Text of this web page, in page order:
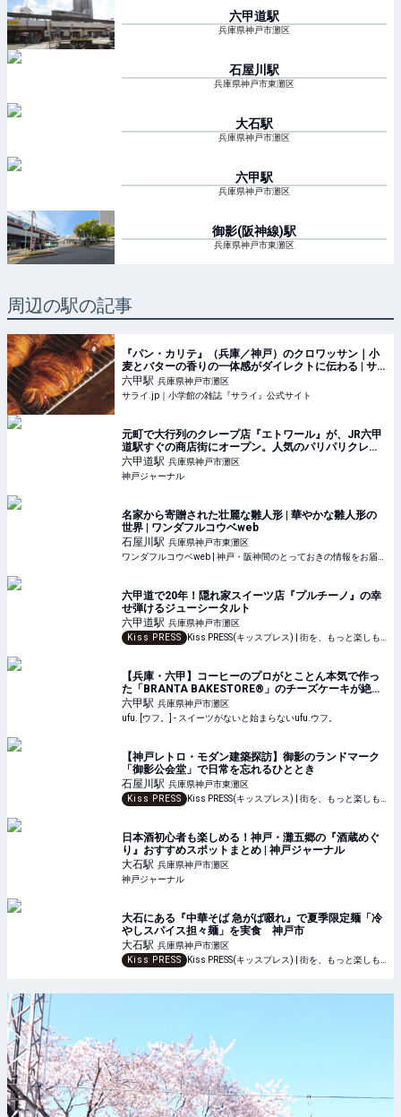
六甲道駅
兵庫県神戸市灘区
石屋川 駅
兵庫県神戸市東灘区
大石駅
兵庫県神戸市灘区
六甲駅
兵庫県神戸市灘区
御影(阪神線)駅
兵庫県神戸市東灘区
周辺の駅の記事
『パン・カリテ』（兵庫／神戸）のクロワッサン｜小
麦とバターの香りの一体感がダイレクトに伝わる | サ
ライ.jp｜小学館の雑誌『サライ』公式サイト
六甲駅 兵庫県神戸市灘区
サライ.jp｜小学館の雑誌『サライ』公式サイト
元町で大行列のクレープ店『エトワール』が、JR六甲
道駅すぐの商店街にオープン。人気のパリパリクレー
プに、初のジェラートも | 神戸ジャーナル
六甲道駅 兵庫県神戸市灘区
神戸ジャーナル
名家から寄贈された壮麗な雛人形 | 華やかな雛人形の
世界 | ワンダフルコウベweb
石屋川駅 兵庫県神戸市東灘区
六甲道で20年！隠れ家スイーツ店『プルチーノ』の幸
せ弾けるジューシータルト
六甲道駅 兵庫県神戸市灘区
Kiss PRESS
【兵庫・六甲】コーヒーのプロがとことん本気で作っ
た「BRANTA BAKESTORE®︎」のチーズケーキが絶品
すぎ♡ - ufu. [ウフ。]
六甲駅 兵庫県神戸市灘区
ufu. [ウフ。] - スイーツがないと始まらないufu.ウフ。
【神戸レトロ・モダン建築探訪】御影のランドマーク
「御影公会堂」で日常を忘れるひととき
石屋川駅 兵庫県神戸市東灘区
Kiss PRESS
日本酒初心者も楽しめる！神戸・灘五郷の『酒蔵めぐ
り』おすすめスポットまとめ | 神戸ジャーナル
大石駅 兵庫県神戸市灘区
神戸ジャーナル
大石にある『中華そば 急がば啜れ』で夏季限定麺「冷
やしスパイス担々麺」を実食 神戸市
大石駅 兵庫県神戸市灘区
Kiss PRESS